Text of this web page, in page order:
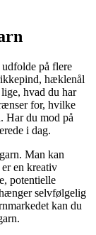
på flere
hæklenål
hvad du har
for, hvilke
Har du mod på
i dag.
Man kan
en kreativ
potentielle
selvfølgelig
kan du